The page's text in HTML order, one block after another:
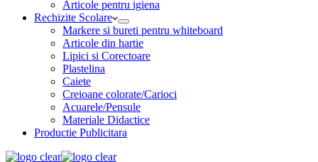
Articole pentru igiena
Rechizite Scolare
Markere si bureti pentru whiteboard
Articole din hartie
Lipici si Corectoare
Plastelina
Caiete
Creioane colorate/Carioci
Acuarele/Pensule
Materiale Didactice
Productie Publicitara